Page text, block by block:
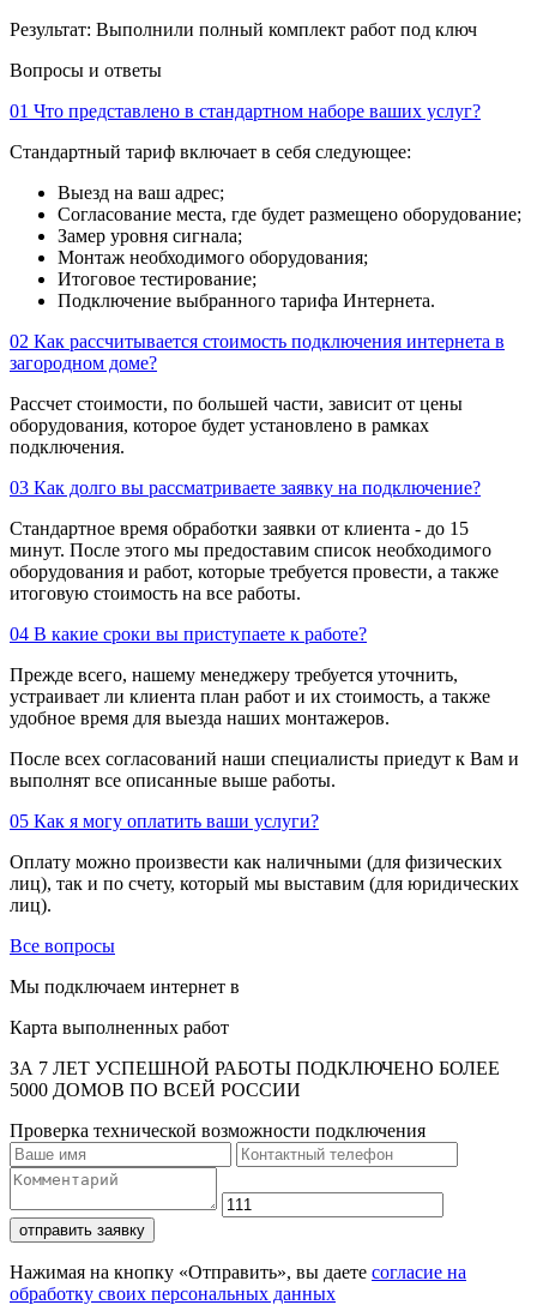
Результат: Выполнили полный комплект работ под ключ
Вопросы и ответы
01 Что представлено в стандартном наборе ваших услуг?
Стандартный тариф включает в себя следующее:
Выезд на ваш адрес;
Согласование места, где будет размещено оборудование;
Замер уровня сигнала;
Монтаж необходимого оборудования;
Итоговое тестирование;
Подключение выбранного тарифа Интернета.
02 Как рассчитывается стоимость подключения интернета в
загородном доме?
Рассчет стоимости, по большей части, зависит от цены
оборудования, которое будет установлено в рамках
подключения.
03 Как долго вы рассматриваете заявку на подключение?
Стандартное время обработки заявки от клиента - до 15
минут. После этого мы предоставим список необходимого
оборудования и работ, которые требуется провести, а также
итоговую стоимость на все работы.
04 В какие сроки вы приступаете к работе?
Прежде всего, нашему менеджеру требуется уточнить,
устраивает ли клиента план работ и их стоимость, а также
удобное время для выезда наших монтажеров.
После всех согласований наши специалисты приедут к Вам и
выполнят все описанные выше работы.
05 Как я могу оплатить ваши услуги?
Оплату можно произвести как наличными (для физических
лиц), так и по счету, который мы выставим (для юридических
лиц).
Все вопросы
Мы подключаем интернет в
Карта выполненных работ
ЗА 7 ЛЕТ УСПЕШНОЙ РАБОТЫ ПОДКЛЮЧЕНО БОЛЕЕ
5000 ДОМОВ ПО ВСЕЙ РОССИИ
Проверка технической возможности подключения
отправить заявку
Нажимая на кнопку «Отправить», вы даете согласие на
обработку своих персональных данных